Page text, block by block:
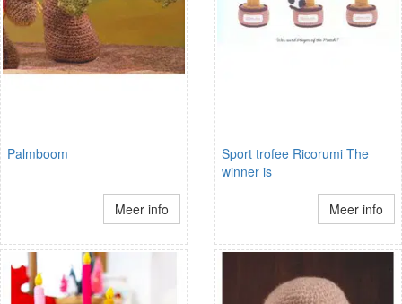
Palmboom
Meer info
Sport trofee Ricorumi The
winner is
Meer info